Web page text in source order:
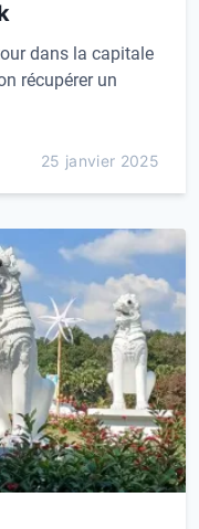
dans la capitale
récupérer un
25 janvier 2025